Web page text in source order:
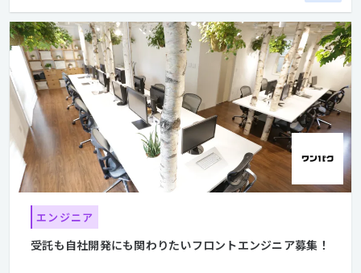
エンジニア
受託も自社開発にも関わりたいフロントエンジニア募集！